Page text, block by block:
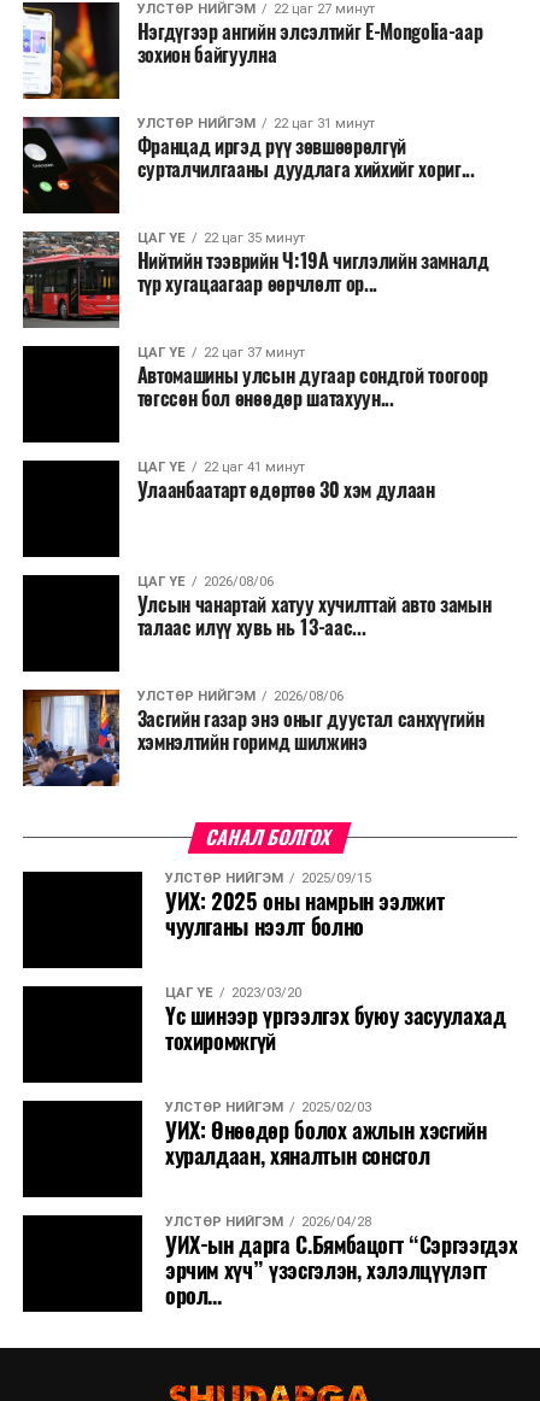
УЛСТӨР НИЙГЭМ 22 цаг 27 минут
Нэгдүгээр ангийн элсэлтийг E-Mongolia-аар
зохион байгуулна
УЛСТӨР НИЙГЭМ 22 цаг 31 минут
Францад иргэд рүү зөвшөөрөлгүй
сурталчилгааны дуудлага хийхийг хориг...
ЦАГ ҮЕ 22 цаг 35 минут
Нийтийн тээврийн Ч:19А чиглэлийн замналд
түр хугацаагаар өөрчлөлт ор...
ЦАГ ҮЕ 22 цаг 37 минут
Автомашины улсын дугаар сондгой тоогоор
төгссөн бол өнөөдөр шатахуун...
ЦАГ ҮЕ 22 цаг 41 минут
Улаанбаатарт өдөртөө 30 хэм дулаан
ЦАГ ҮЕ 2026/08/06
Улсын чанартай хатуу хучилттай авто замын
талаас илүү хувь нь 13-аас...
УЛСТӨР НИЙГЭМ 2026/08/06
Засгийн газар энэ оныг дуустал санхүүгийн
хэмнэлтийн горимд шилжинэ
САНАЛ БОЛГОХ
УЛСТӨР НИЙГЭМ 2025/09/15
УИХ: 2025 оны намрын ээлжит
чуулганы нээлт болно
ЦАГ ҮЕ 2023/03/20
Үс шинээр үргээлгэх буюу засуулахад
тохиромжгүй
УЛСТӨР НИЙГЭМ 2025/02/03
УИХ: Өнөөдөр болох ажлын хэсгийн
хуралдаан, хяналтын сонсгол
УЛСТӨР НИЙГЭМ 2026/04/28
УИХ-ын дарга С.Бямбацогт “Сэргээгдэх
эрчим хүч” үзэсгэлэн, хэлэлцүүлэгт
орол...